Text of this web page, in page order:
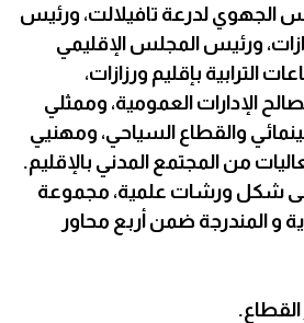
الجهوي لدرعة تافيلالت، ورئيس
ورئيس المجلس الإقليمي
الترابية بإقليم ورزازات،
الإدارات العمومية، وممثلي
والقطاع السياحي، ومهنيي
من المجتمع المدني بالإقليم.
شكل ورشات علمية، مجموعة
و المندرجة ضمن أربع محاور